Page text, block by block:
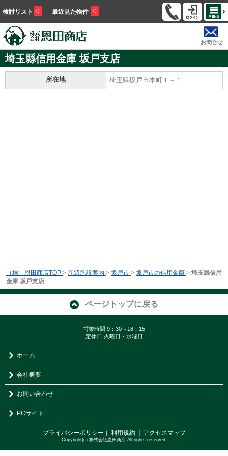
検討リスト 0 最近見た物件 0
お問合せ
埼玉縣信用金庫 坂戸支店
所在地 埼玉県坂戸市本町１－１
（株）恩田商店TOP > 周辺施設案内 > 坂戸市 > 坂戸市の信用金庫 > 埼玉縣信用
金庫 坂戸支店
ページトップに戻る
営業時間:9：30～18：15
定休日:火曜日・水曜日
ホーム
会社概要
お問い合わせ
PCサイト
プライバシーポリシー ｜ 利用規約 ｜アクセスマップ
Copyright(c) 株式会社恩田商店 All rights reserved.